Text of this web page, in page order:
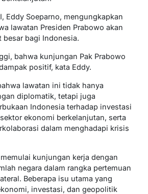
Eddy Soeparno, mengungkapkan
lawatan Presiden Prabowo akan
besar bagi Indonesia.
bahwa kunjungan Pak Prabowo
positif, kata Eddy.
lawatan ini tidak hanya
diplomatik, tetapi juga
Indonesia terhadap investasi
ekonomi berkelanjutan, serta
dalam menghadapi krisis
kunjungan kerja dengan
negara dalam rangka pertemuan
Beberapa isu utama yang
investasi, dan geopolitik